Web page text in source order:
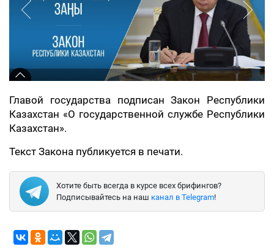
Главой государства подписан Закон Республики
Казахстан «О государственной службе Республики
Казахстан».
Текст Закона публикуется в печати.
Хотите быть всегда в курсе всех брифингов?
Подписывайтесь на наш канал в Telegram!